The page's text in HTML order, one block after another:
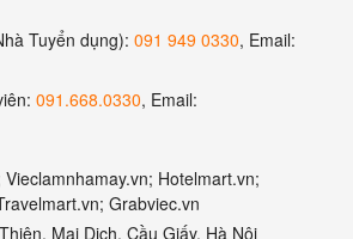
Tuyển dụng): 091 949 0330, Email:
091.668.0330, Email:
Vieclamnhamay.vn; Hotelmart.vn;
Grabviec.vn
Mai Dịch, Cầu Giấy, Hà Nội